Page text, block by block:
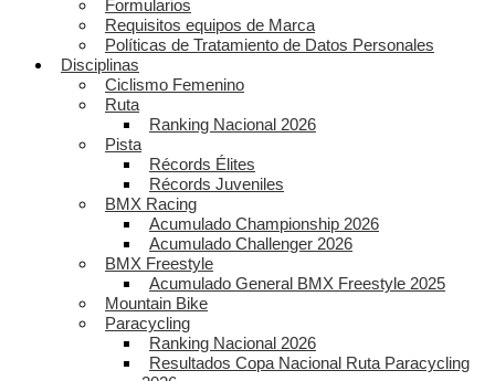
Formularios
Requisitos equipos de Marca
Políticas de Tratamiento de Datos Personales
Disciplinas
Ciclismo Femenino
Ruta
Ranking Nacional 2026
Pista
Récords Élites
Récords Juveniles
BMX Racing
Acumulado Championship 2026
Acumulado Challenger 2026
BMX Freestyle
Acumulado General BMX Freestyle 2025
Mountain Bike
Paracycling
Ranking Nacional 2026
Resultados Copa Nacional Ruta Paracycling